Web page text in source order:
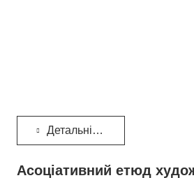
Детальніше...
Асоціативний етюд